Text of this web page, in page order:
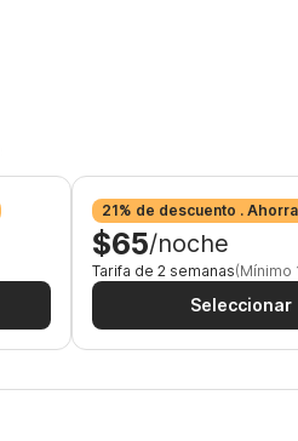
21% de descuento .
$65/noche
Tarifa de 2 semanas(Mínimo
Seleccionar